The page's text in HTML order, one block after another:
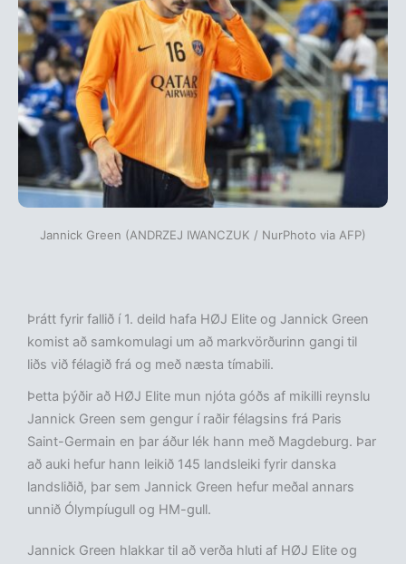
Jannick Green (ANDRZEJ IWANCZUK / NurPhoto via AFP)
Þrátt fyrir fallið í 1. deild hafa HØJ Elite og Jannick Green
komist að samkomulagi um að markvörðurinn gangi til
liðs við félagið frá og með næsta tímabili.
Þetta þýðir að HØJ Elite mun njóta góðs af mikilli reynslu
Jannick Green sem gengur í raðir félagsins frá Paris
Saint-Germain en þar áður lék hann með Magdeburg. Þar
að auki hefur hann leikið 145 landsleiki fyrir danska
landsliðið, þar sem Jannick Green hefur meðal annars
unnið Ólympíugull og HM-gull.
Jannick Green hlakkar til að verða hluti af HØJ Elite og